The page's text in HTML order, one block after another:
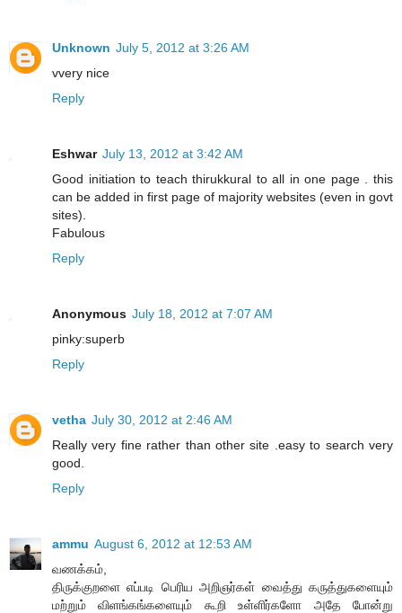
Unknown July 5, 2012 at 3:26 AM
vvery nice
Reply
Eshwar July 13, 2012 at 3:42 AM
Good initiation to teach thirukkural to all in one page . this
can be added in first page of majority websites (even in govt
sites).
Fabulous
Reply
Anonymous July 18, 2012 at 7:07 AM
pinky:superb
Reply
vetha July 30, 2012 at 2:46 AM
Really very fine rather than other site .easy to search very
good.
Reply
ammu August 6, 2012 at 12:53 AM
வணக்கம்,
திருக்குறளை எப்படி பெரிய அறிஞர்கள் வைத்து கருத்துகளையும்
மற்றும் விளங்கங்களையும் கூறி உள்ளிர்களோ அதே போன்று